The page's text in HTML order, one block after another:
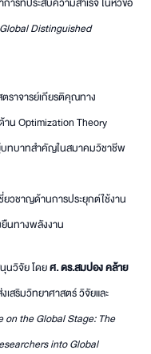
Distinguished
ราจารย์เกียรติคุณทาง
น Optimization Theory
ทบาทสำคัญในสมาคมวิชาชีพ
ยวชาญด้านการประยุกต์ใช้งาน
นทางพลังงาน
นวิจัย โดยศ. ดร.สมปอง คล้าย
สริมวิทยาศาสตร์ วิจัยและ
on the Global Stage: The
into Global